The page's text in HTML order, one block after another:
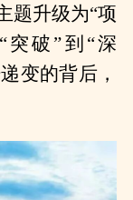
题升级为“项
突破”到“深
变的背后，